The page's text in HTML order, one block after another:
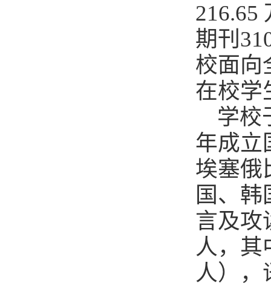
216.65
期刊
校面向
在校学
学校
年成立
埃塞俄
国、
言及攻
人，其
人），